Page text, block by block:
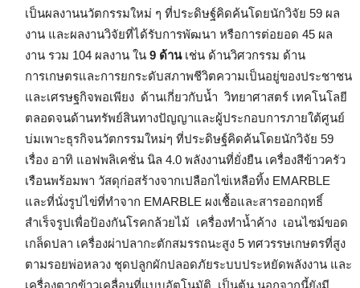
เป็นผลงานนวัตกรรมใหม่ ๆ ที่ประดิษฐ์คิดค้นโดยนักวิจัย 59 ผล
งาน และผลงานวิจัยที่ได้รับการพัฒนา หรือการต่อยอด 45 ผล
งาน รวม 104 ผลงาน ใน 9 ด้านเช่น ด้านวิศวกรรม ด้าน
การเกษตรและการยกระดับสภาพชีวิตความเป็นอยู่ของประชาชน
และเศรษฐกิจพอเพียง ด้านเกี่ยวกับน้ำ วิทยาศาสตร์ เทคโนโลยี
ตลอดจนด้านทรัพย์สินทางปัญญาและผู้ประกอบการภายใต้ศูนย์
บ่มเพาะธุรกิจนวัตกรรมใหม่ๆ ที่ประดิษฐ์คิดค้นโดยนักวิจัย 59
เรื่อง อาทิ แอฟพลิเคชั่น นิล 4.0 พลังงานที่ยั่งยืน เครื่องสีข้าวครัว
เรือนพร้อมพา วัสดุก่อสร้างจากเปลือกไข่เหลือทิ้ง EMARBLE
และที่นั่งรูปไข่ที่ทำจาก EMARBLE ผงเชื้อและสารออกฤทธิ์
สำเร็จรูปเพื่อป้องกันโรคกล้วยไม้ เครื่องทำน้ำค้าง เอนไซม์ขอด
เกล็ดปลา เครื่องผ่าปลากะตักสมรรถนะสูง 5 ทศวรรษเกษตรที่สูง
ตามรอยพ่อหลวง ชุดปลูกผักปลอดภัยระบบประหยัดพลังงาน และ
เครื่องตากข้าวเคลื่อนที่แบบอัตโนมัติ เป็นต้น นอกจากนี้ยังมี